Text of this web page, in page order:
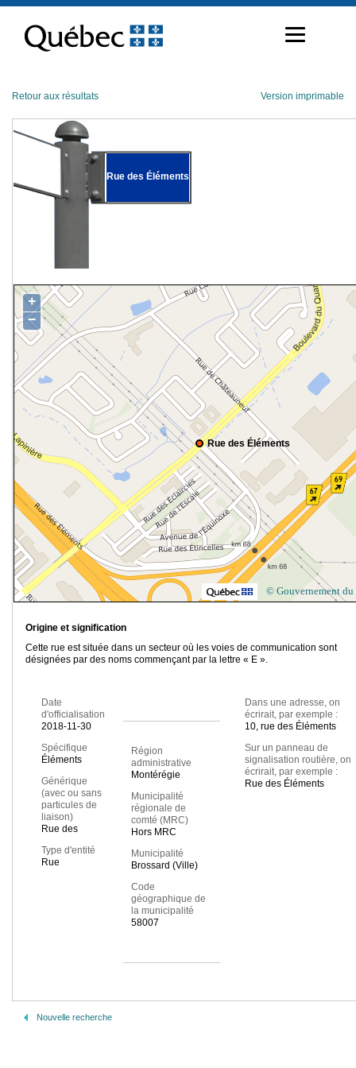
contenu
Retour aux résultats Version imprimable
Rue des Éléments
Rue des Éléments
+
−
© Gouvernement du
Origine et signification
Cette rue est située dans un secteur où les voies de communication sont
désignées par des noms commençant par la lettre « E ».
Date
d'officialisation
2018-11-30
Spécifique
Éléments
Générique
(avec ou sans
particules de
liaison)
Rue des
Type d'entité
Rue
Région
administrative
Montérégie
Municipalité
régionale de
comté (MRC)
Hors MRC
Municipalité
Brossard (Ville)
Code
géographique de
la municipalité
58007
Dans une adresse, on
écrirait, par exemple :
10, rue des Éléments
Sur un panneau de
signalisation routière, on
écrirait, par exemple :
Rue des Éléments
Nouvelle recherche